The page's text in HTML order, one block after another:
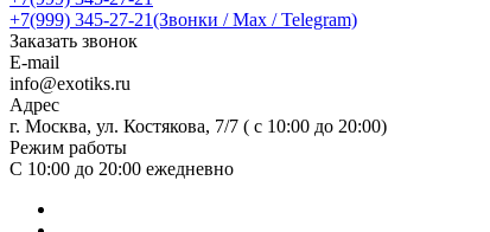
+7(999) 345-27-21(Звонки / Max / Telegram)
Заказать звонок
E-mail
info@exotiks.ru
Адрес
г. Москва, ул. Костякова, 7/7 ( с 10:00 до 20:00)
Режим работы
С 10:00 до 20:00 ежедневно